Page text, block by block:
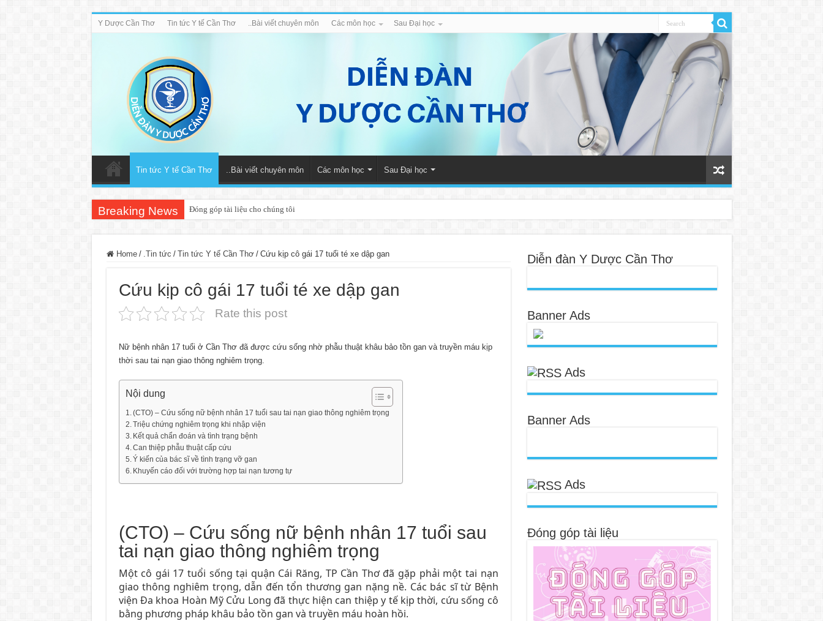
Y Dược Cần Thơ Tin tức Y tế Cần Thơ ..Bài viết chuyên môn Các môn học Sau Đại học
Tin tức Y tế Cần Thơ ..Bài viết chuyên môn Các môn học Sau Đại học
Breaking News Đóng góp tài liệu cho chúng tôi
Home / .Tin tức / Tin tức Y tế Cần Thơ / Cứu kịp cô gái 17 tuổi té xe dập gan
Cứu kịp cô gái 17 tuổi té xe dập gan
Rate this post
Nữ bệnh nhân 17 tuổi ở Cần Thơ đã được cứu sống nhờ phẫu thuật khâu bảo tồn gan và truyền máu kịp
thời sau tai nạn giao thông nghiêm trọng.
Nội dung
(CTO) – Cứu sống nữ bệnh nhân 17 tuổi sau tai nạn giao thông nghiêm trọng
Triệu chứng nghiêm trọng khi nhập viện
Kết quả chẩn đoán và tình trạng bệnh
Can thiệp phẫu thuật cấp cứu
Ý kiến của bác sĩ về tình trạng vỡ gan
Khuyến cáo đối với trường hợp tai nạn tương tự
(CTO) – Cứu sống nữ bệnh nhân 17 tuổi sau
tai nạn giao thông nghiêm trọng
Một cô gái 17 tuổi sống tại quận Cái Răng, TP Cần Thơ đã gặp phải một tai nạn
giao thông nghiêm trọng, dẫn đến tổn thương gan nặng nề. Các bác sĩ từ Bệnh
viện Đa khoa Hoàn Mỹ Cửu Long đã thực hiện can thiệp y tế kịp thời, cứu sống cô
bằng phương pháp khâu bảo tồn gan và truyền máu hoàn hồi.
Diễn đàn Y Dược Cần Thơ
Banner Ads
Ads
Banner Ads
Ads
Đóng góp tài liệu